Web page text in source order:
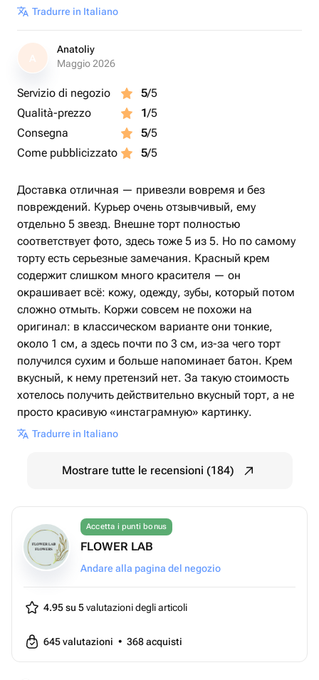
Tradurre in Italiano
A
Anatoliy
Maggio 2026
Servizio di negozio 5/5
Qualità-prezzo
1/5
Consegna
5/5
Come pubblicizzato
5/5
Доставка отличная — привезли вовремя и без
повреждений. Курьер очень отзывчивый, ему
отдельно 5 звезд. Внешне торт полностью
соответствует фото, здесь тоже 5 из 5. Но по самому
торту есть серьезные замечания. Красный крем
содержит слишком много красителя — он
окрашивает всё: кожу, одежду, зубы, который потом
сложно отмыть. Коржи совсем не похожи на
оригинал: в классическом варианте они тонкие,
около 1 см, а здесь почти по 3 см, из-за чего торт
получился сухим и больше напоминает батон. Крем
вкусный, к нему претензий нет. За такую стоимость
хотелось получить действительно вкусный торт, а не
просто красивую «инстаграмную» картинку.
Tradurre in Italiano
Mostrare tutte le recensioni (184)
Accetta i punti bonus
FLOWER LAB
Andare alla pagina del negozio
4.95 su 5valutazioni degli articoli
645valutazioni • 368acquisti